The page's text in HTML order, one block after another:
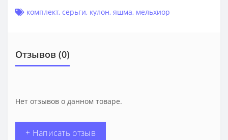
комплект, серьги, кулон, яшма, мельхиор
Отзывов (0)
Нет отзывов о данном товаре.
+ Написать отзыв